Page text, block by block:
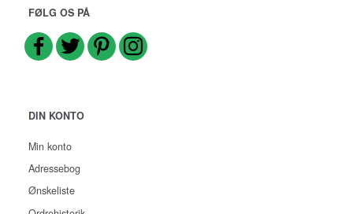
FØLG OS PÅ
DIN KONTO
Min konto
Adressebog
Ønskeliste